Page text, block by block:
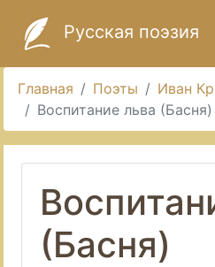
Русская поэзия
Главная Поэты
Иван
Воспитание льва (Басня)
(Басня)